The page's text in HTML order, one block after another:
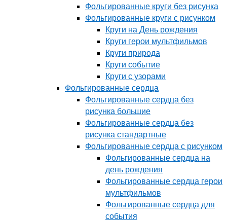
Фольгированные круги без рисунка
Фольгированные круги с рисунком
Круги на День рождения
Круги герои мультфильмов
Круги природа
Круги событие
Круги с узорами
Фольгированные сердца
Фольгированные сердца без
рисунка большие
Фольгированные сердца без
рисунка стандартные
Фольгированные сердца с рисунком
Фольгированные сердца на
день рождения
Фольгированные сердца герои
мультфильмов
Фольгированные сердца для
события